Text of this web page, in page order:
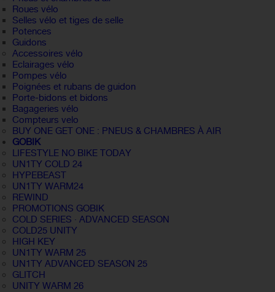
Roues vélo
Selles vélo et tiges de selle
Potences
Guidons
Accessoires vélo
Eclairages vélo
Pompes vélo
Poignées et rubans de guidon
Porte-bidons et bidons
Bagageries vélo
Compteurs velo
BUY ONE GET ONE : PNEUS & CHAMBRES À AIR
GOBIK
LIFESTYLE NO BIKE TODAY
UN1TY COLD 24
HYPEBEAST
UN1TY WARM24
REWIND
PROMOTIONS GOBIK
COLD SERIES · ADVANCED SEASON
COLD25 UNITY
HIGH KEY
UN1TY WARM 25
UN1TY ADVANCED SEASON 25
GLITCH
UNITY WARM 26